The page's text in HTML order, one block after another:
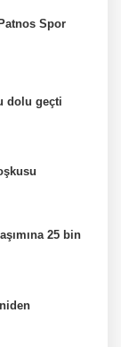
Spor
dolu geçti
25 bin